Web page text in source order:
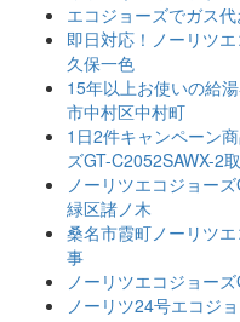
エコジョーズでガス
即日対応！ノーリツ
久保一色
15年以上お使いの給
市中村区中村町
1日2件キャンペーン
ズGT-C2052SAWX-2
ノーリツエコジョー
緑区諸ノ木
桑名市霞町ノーリツ
事
ノーリツエコジョー
ノーリツ24号エコジ